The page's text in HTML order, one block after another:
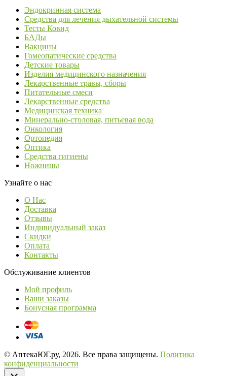
Эндокринная система
Средства для лечения дыхательной системы
Тесты Ковид
БАДы
Вакцины
Гомеопатические средства
Детские товары
Изделия медицинского назначения
Лекарственные травы, сборы
Питательные смеси
Лекарственные средства
Медицинская техника
Минерально-столовая, питьевая вода
Онкология
Ортопедия
Оптика
Средства гигиены
Ножницы
Узнайте о нас
О Нас
Доставка
Отзывы
Индивидуальный заказ
Скидки
Оплата
Контакты
Обслуживание клиентов
Мой профиль
Ваши заказы
Бонусная программа
© АптекаЮГ.ру, 2026. Все права защищены. Политика
конфиденциальности